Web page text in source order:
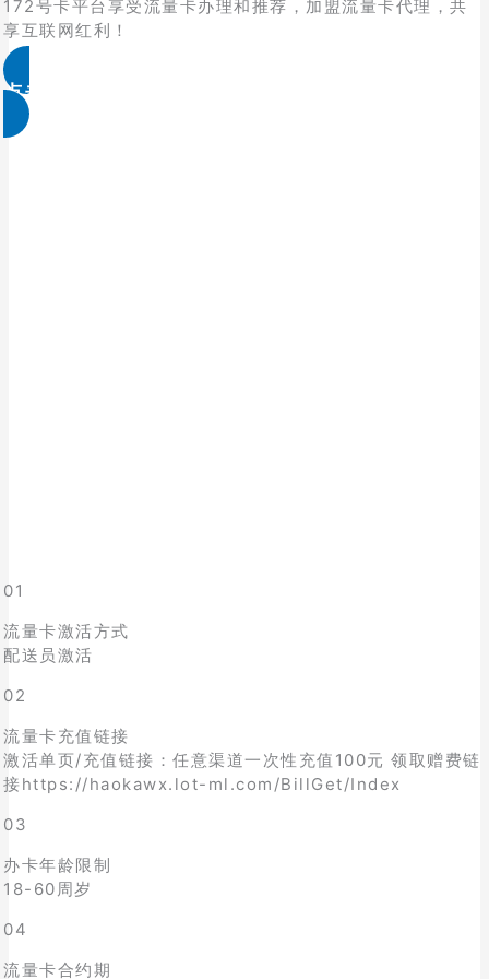
172号卡平台享受流量卡办理和推荐，加盟流量卡代理，共
享互联网红利！
点击免费领取
01
流量卡激活方式
配送员激活
02
流量卡充值链接
激活单页/充值链接：任意渠道一次性充值100元 领取赠费链
接https://haokawx.lot-ml.com/BillGet/Index
03
办卡年龄限制
18-60周岁
04
流量卡合约期